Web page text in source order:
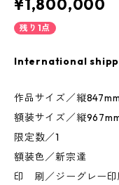
¥1,800,000
残り1点
International
作品サイズ／縦
額装サイズ／縦
限定数／1
額装色／新宗達
印 刷／ジーグレー